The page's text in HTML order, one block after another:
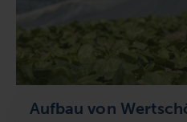
Aufbau von